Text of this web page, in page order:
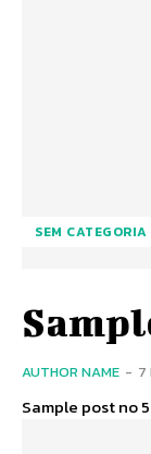
SEM CATEGORIA
AUTHOR NAME - 7
Sample post no